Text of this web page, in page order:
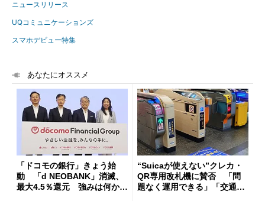
ニュースリリース
UQコミュニケーションズ
スマホデビュー特集
あなたにオススメ
「ドコモの銀行」きょう始
動 「d NEOBANK」消滅、
最大4.5％還元 強みは何か解
“Suicaが使えない”クレカ・
QR専用改札機に賛否 「問
題なく運用できる」「交通系I